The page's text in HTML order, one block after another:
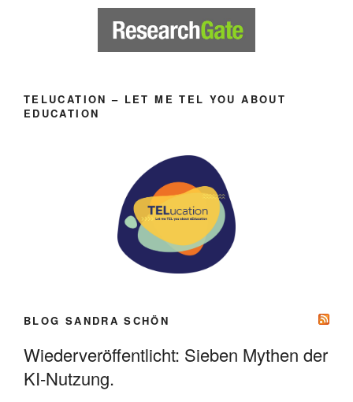
TELUCATION – LET ME TEL YOU ABOUT
EDUCATION
BLOG SANDRA SCHÖN
Wiederveröffentlicht: Sieben Mythen der
KI-Nutzung.